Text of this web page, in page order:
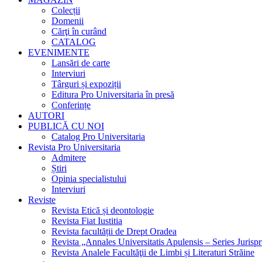
Colecții
Domenii
Cărţi în curând
CATALOG
EVENIMENTE
Lansări de carte
Interviuri
Târguri și expoziții
Editura Pro Universitaria în presă
Conferințe
AUTORI
PUBLICĂ CU NOI
Catalog Pro Universitaria
Revista Pro Universitaria
Admitere
Știri
Opinia specialistului
Interviuri
Reviste
Revista Etică și deontologie
Revista Fiat Iustitia
Revista facultății de Drept Oradea
Revista „Annales Universitatis Apulensis – Series
Revista Analele Facultăţii de Limbi și Literaturi Străine